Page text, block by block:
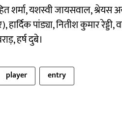
शर्मा, यशस्वी जायसवाल,
पांड्या, नितीश कुमार
हर्ष दुबे।
player entry